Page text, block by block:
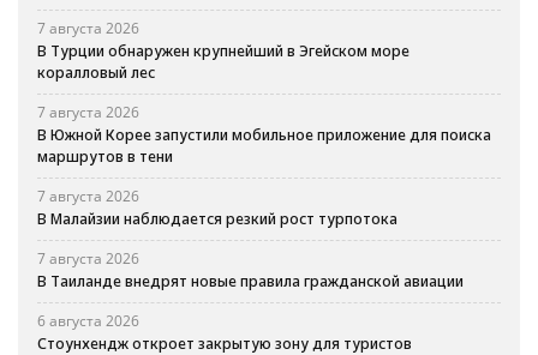
7 августа 2026
В Турции обнаружен крупнейший в Эгейском море
коралловый лес
7 августа 2026
В Южной Корее запустили мобильное приложение для поиска
маршрутов в тени
7 августа 2026
В Малайзии наблюдается резкий рост турпотока
7 августа 2026
В Таиланде внедрят новые правила гражданской авиации
6 августа 2026
Стоунхендж откроет закрытую зону для туристов